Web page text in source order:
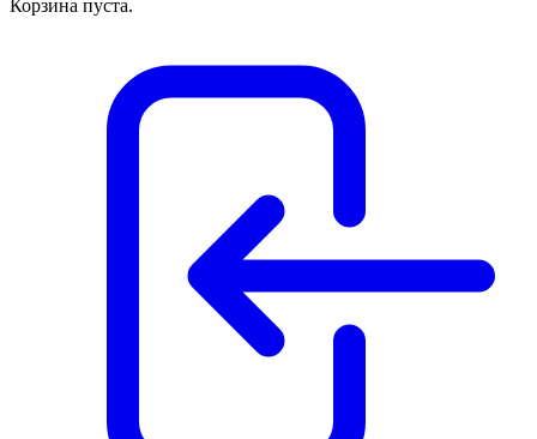
Корзина пуста.